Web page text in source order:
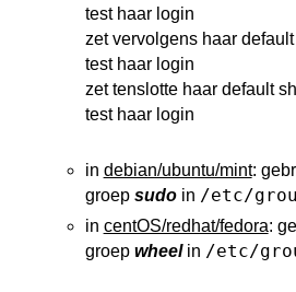
test haar login
zet vervolgens haar
test haar login
zet tenslotte haar default
test haar login
in debian/ubuntu/mint:
groep sudoin /etc/
in centOS/redhat/fedora:
groep wheelin /etc/